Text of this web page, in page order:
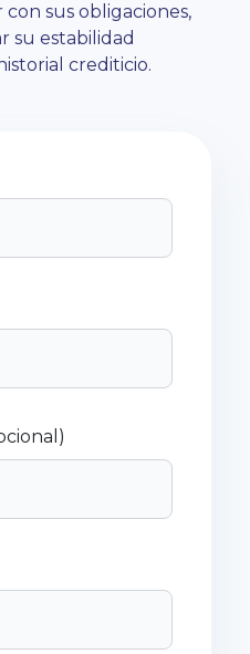
sus obligaciones,
su estabilidad
crediticio.